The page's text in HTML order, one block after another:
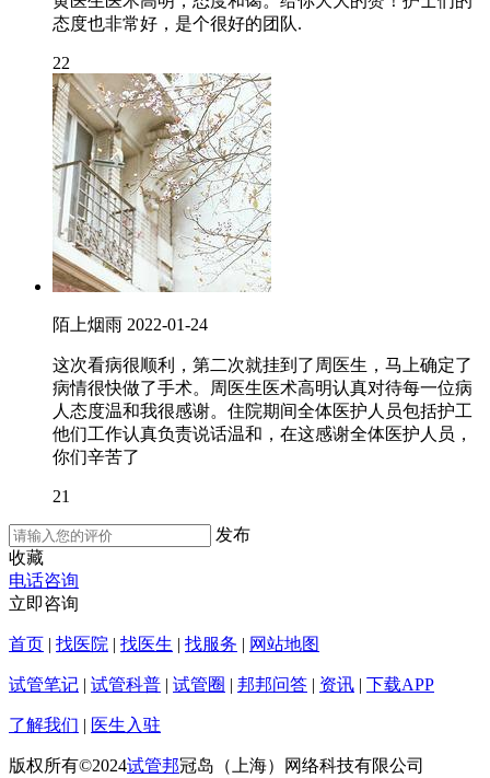
态度也非常好，是个很好的团队.
22
陌上烟雨 2022-01-24
这次看病很顺利，第二次就挂到了周医生，马上确定了
病情很快做了手术。周医生医术高明认真对待每一位病
人态度温和我很感谢。住院期间全体医护人员包括护工
他们工作认真负责说话温和，在这感谢全体医护人员，
你们辛苦了
21
发布
收藏
电话咨询
立即咨询
首页 | 找医院 | 找医生 | 找服务 | 网站地图
试管笔记 | 试管科普 | 试管圈 | 邦邦问答 | 资讯 | 下载APP
了解我们 | 医生入驻
版权所有©2024试管邦冠岛（上海）网络科技有限公司